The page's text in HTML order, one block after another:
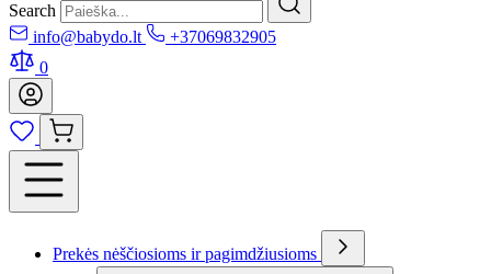
Search
info@babydo.lt
+37069832905
0
Prekės nėščiosioms ir pagimdžiusioms